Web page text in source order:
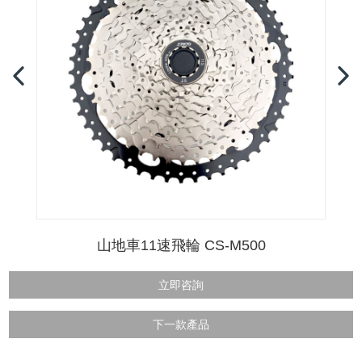
山地車11速飛輪 CS-M500
立即咨詢
下一款產品